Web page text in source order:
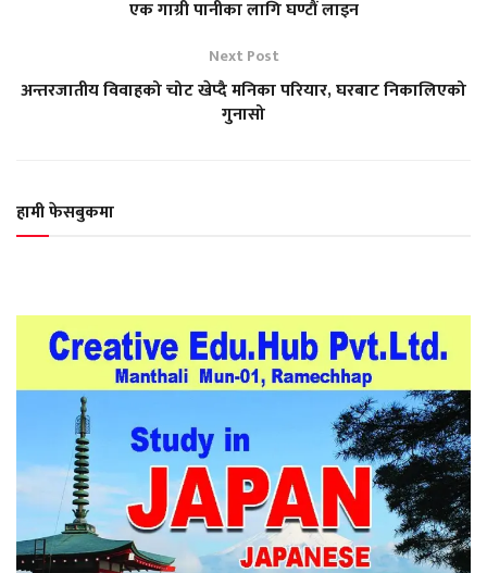
एक गाग्री पानीका लागि घण्टौं लाइन
Next Post
अन्तरजातीय विवाहको चोट खेप्दै मनिका परियार, घरबाट निकालिएको
गुनासो
हामी फेसबुकमा